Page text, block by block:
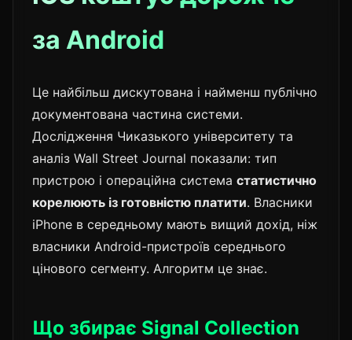
за Android
Це найбільш дискутована і найменш публічно
документована частина системи.
Дослідження Чиказького університету та
аналіз Wall Street Journal показали: тип
пристрою і операційна система статистично
корелюють із готовністю платити. Власники
iPhone в середньому мають вищий дохід, ніж
власники Android-пристроїв середнього
цінового сегменту. Алгоритм це знає.
Що збирає Signal Collection